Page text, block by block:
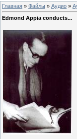
Главная » Файлы » Аудио »
Edmond Appia conducts...